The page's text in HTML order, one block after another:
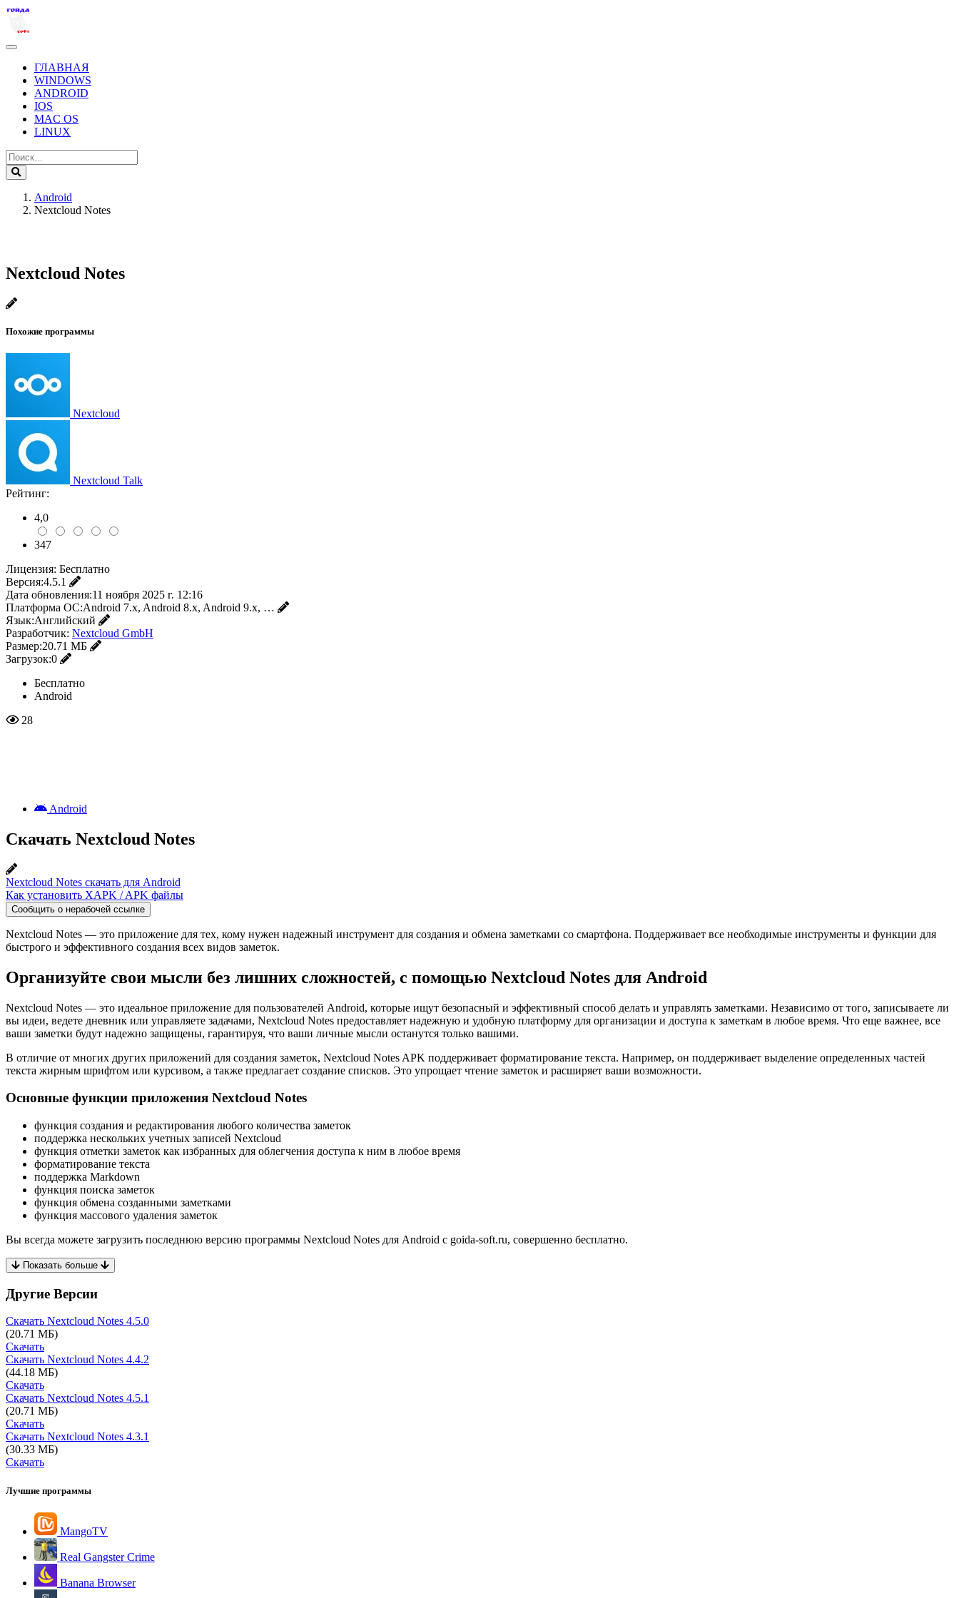
ГЛАВНАЯ
WINDOWS
ANDROID
IOS
MAC OS
LINUX
Android
Nextcloud Notes
Nextcloud Notes
Похожие программы
Nextcloud
Nextcloud Talk
Рейтинг:
4,0
347
Лицензия: Бесплатно
Версия:4.5.1
Дата обновления:11 ноября 2025 г. 12:16
Платформа ОС:Android 7.x, Android 8.x, Android 9.x, …
Язык:Английский
Разработчик: Nextcloud GmbH
Размер:20.71 МБ
Загрузок:0
Бесплатно
Android
28
Android
Скачать Nextcloud Notes
Nextcloud Notes скачать для Android
Как установить XAPK / APK файлы
Сообщить о нерабочей ссылке
Nextcloud Notes — это приложение для тех, кому нужен надежный инструмент для создания и обмена заметками со смартфона. Поддерживает все необходимые инструменты и функции для
быстрого и эффективного создания всех видов заметок.
Организуйте свои мысли без лишних сложностей, с помощью Nextcloud Notes для Android
Nextcloud Notes — это идеальное приложение для пользователей Android, которые ищут безопасный и эффективный способ делать и управлять заметками. Независимо от того, записываете ли
вы идеи, ведете дневник или управляете задачами, Nextcloud Notes предоставляет надежную и удобную платформу для организации и доступа к заметкам в любое время. Что еще важнее, все
ваши заметки будут надежно защищены, гарантируя, что ваши личные мысли останутся только вашими.
В отличие от многих других приложений для создания заметок, Nextcloud Notes APK поддерживает форматирование текста. Например, он поддерживает выделение определенных частей
текста жирным шрифтом или курсивом, а также предлагает создание списков. Это упрощает чтение заметок и расширяет ваши возможности.
Основные функции приложения Nextcloud Notes
функция создания и редактирования любого количества заметок
поддержка нескольких учетных записей Nextcloud
функция отметки заметок как избранных для облегчения доступа к ним в любое время
форматирование текста
поддержка Markdown
функция поиска заметок
функция обмена созданными заметками
функция массового удаления заметок
Вы всегда можете загрузить последнюю версию программы Nextcloud Notes для Android с goida-soft.ru, совершенно бесплатно.
Показать больше
Другие Версии
Скачать Nextcloud Notes 4.5.0
(20.71 МБ)
Скачать
Скачать Nextcloud Notes 4.4.2
(44.18 МБ)
Скачать
Скачать Nextcloud Notes 4.5.1
(20.71 МБ)
Скачать
Скачать Nextcloud Notes 4.3.1
(30.33 МБ)
Скачать
Лучшие программы
MangoTV
Real Gangster Crime
Banana Browser